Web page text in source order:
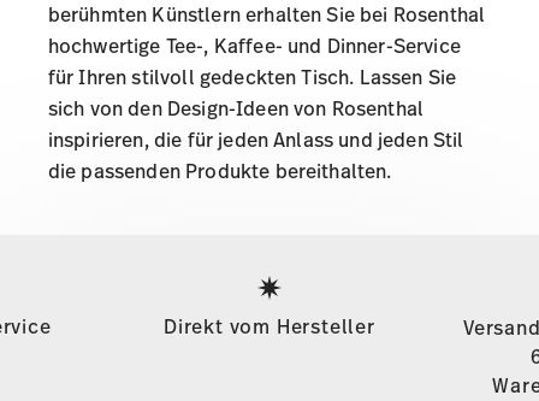
berühmten Künstlern erhalten Sie bei Rosenthal
hochwertige Tee-, Kaffee- und Dinner-Service
für Ihren stilvoll gedeckten Tisch. Lassen Sie
sich von den Design-Ideen von Rosenthal
inspirieren, die für jeden Anlass und jeden Stil
die passenden Produkte bereithalten.
Direkt vom Hersteller